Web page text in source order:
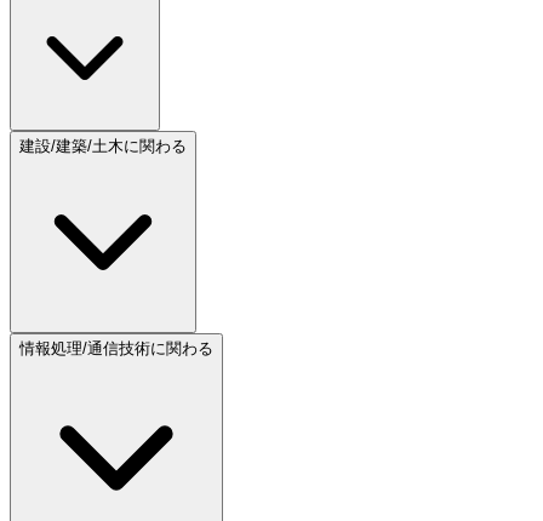
建設/建築/土木に関わる
情報処理/通信技術に関わる